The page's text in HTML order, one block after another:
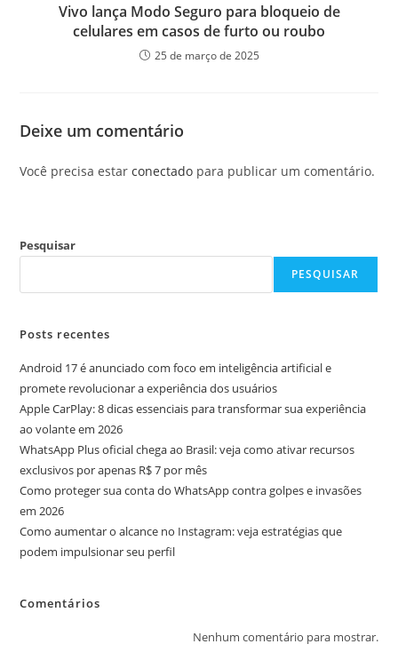
Vivo lança Modo Seguro para bloqueio de
celulares em casos de furto ou roubo
25 de março de 2025
Deixe um comentário
Você precisa estarconectado para publicar um comentário.
Pesquisar
PESQUISAR
Posts recentes
Android 17 é anunciado com foco em inteligência artificial e
promete revolucionar a experiência dos usuários
Apple CarPlay: 8 dicas essenciais para transformar sua experiência
ao volante em 2026
WhatsApp Plus oficial chega ao Brasil: veja como ativar recursos
exclusivos por apenas R$ 7 por mês
Como proteger sua conta do WhatsApp contra golpes e invasões
em 2026
Como aumentar o alcance no Instagram: veja estratégias que
podem impulsionar seu perfil
Comentários
Nenhum comentário para mostrar.